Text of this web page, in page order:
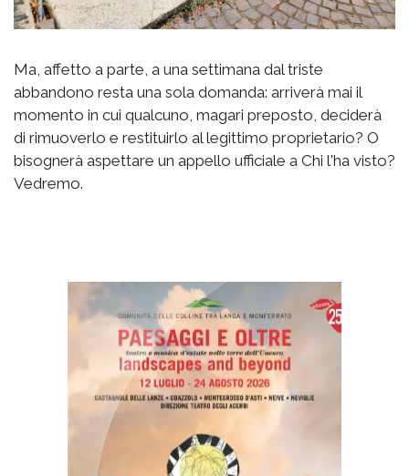
Ma, affetto a parte, a una settimana dal triste
abbandono resta una sola domanda: arriverà mai il
momento in cui qualcuno, magari preposto, deciderà
di rimuoverlo e restituirlo al legittimo proprietario? O
bisognerà aspettare un appello ufficiale a Chi l'ha visto?
Vedremo.